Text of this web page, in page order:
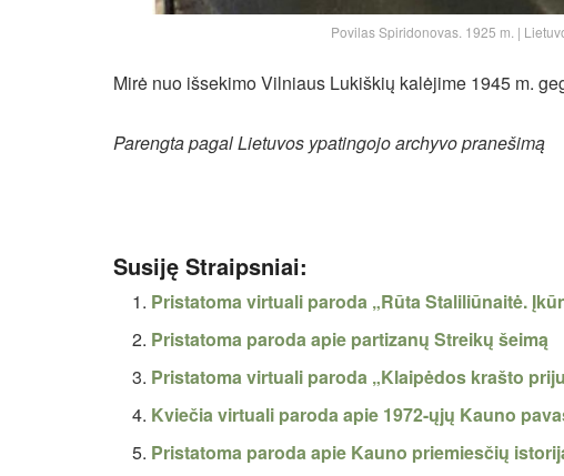
Povilas Spiridonovas. 1925 m. |
Mirė nuo išsekimo Vilniaus Lukiškių kalėjime 1945 m.
Parengta pagal Lietuvos ypatingojo archyvo pranešimą
Susiję Straipsniai:
Pristatoma virtuali paroda „Rūta Staliliūnaitė.
Pristatoma paroda apie partizanų Streikų šeimą
Pristatoma virtuali paroda „Klaipėdos krašto
Kviečia virtuali paroda apie 1972-ųjų Kauno
Pristatoma paroda apie Kauno priemiesčių